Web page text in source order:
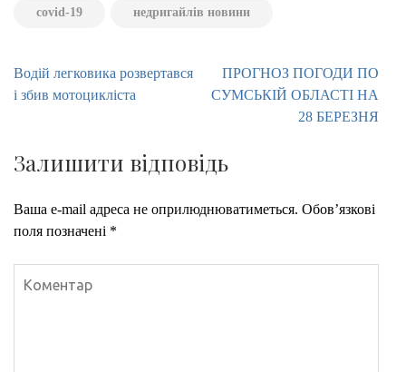
covid-19 недригайлів новини
Навігація
записів
Водій легковика розвертався
і збив мотоцикліста
ПРОГНОЗ ПОГОДИ ПО
СУМСЬКІЙ ОБЛАСТІ НА
28 БЕРЕЗНЯ
Залишити відповідь
Ваша e-mail адреса не оприлюднюватиметься. Обов’язкові
поля позначені *